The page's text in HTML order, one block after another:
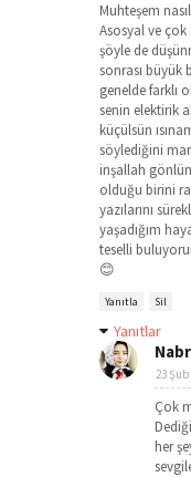
Muhteşem
Asosyal ve
şöyle de
sonrası büyük
genelde farklı
senin elektirik
küçülsün
söylediğini
inşallah
olduğu birini
yazılarını
yaşadığım
teselli
😊
Yanıtla Sil
Yanıtlar
23 Şub
Çok
her